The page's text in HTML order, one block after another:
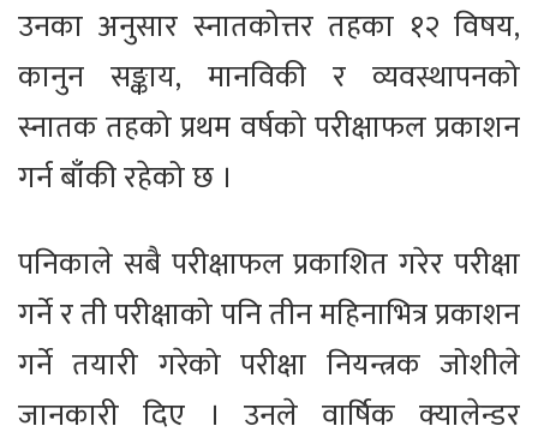
उनका अनुसार स्नातकोत्तर तहका १२ विषय,
कानुन सङ्काय, मानविकी र व्यवस्थापनको
स्नातक तहको प्रथम वर्षको परीक्षाफल प्रकाशन
गर्न बाँकी रहेको छ ।
पनिकाले सबै परीक्षाफल प्रकाशित गरेर परीक्षा
गर्ने र ती परीक्षाको पनि तीन महिनाभित्र प्रकाशन
गर्ने तयारी गरेको परीक्षा नियन्त्रक जोशीले
जानकारी दिए । उनले वार्षिक क्यालेन्डर